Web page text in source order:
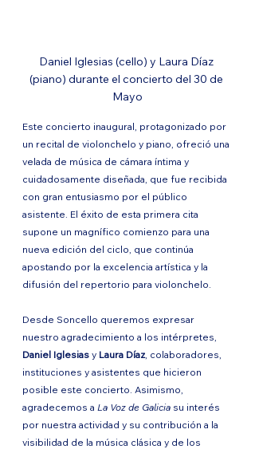
Daniel Iglesias (cello) y Laura Díaz
(piano) durante el concierto del 30 de
Mayo
Este concierto inaugural, protagonizado por
un recital de violonchelo y piano, ofreció una
velada de música de cámara íntima y
cuidadosamente diseñada, que fue recibida
con gran entusiasmo por el público
asistente. El éxito de esta primera cita
supone un magnífico comienzo para una
nueva edición del ciclo, que continúa
apostando por la excelencia artística y la
difusión del repertorio para violonchelo.
Desde Soncello queremos expresar
nuestro agradecimiento a los intérpretes,
Daniel Iglesias y Laura Díaz, colaboradores,
instituciones y asistentes que hicieron
posible este concierto. Asimismo,
agradecemos a La Voz de Galicia su interés
por nuestra actividad y su contribución a la
visibilidad de la música clásica y de los